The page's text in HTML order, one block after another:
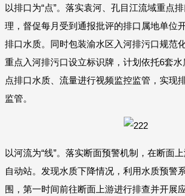
以排口为“点”。落实袁河、孔目江流域重点
理，督促每月受到通报批评的排口属地单位
排口水质。同时包装渝水区入河排污口规范
重点入河排污口设立标识牌，计划依托6套
点排口水质、流量进行视频监控监管，实现
监管。
以河流为“线”。落实断面预警机制，在断面
自动站。发现水质下降情况，利用水质预警
围，第一时间前往断面上游进行排查并开展